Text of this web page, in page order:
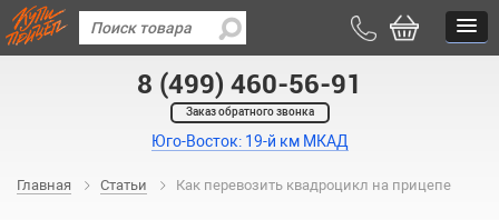
8 (499) 460-56-91
Заказ обратного звонка
Юго-Восток: 19-й км МКАД
Главная Статьи Как перевозить квадроцикл на прицепе